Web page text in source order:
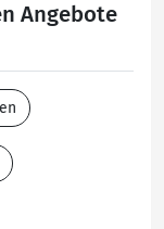
Angebote